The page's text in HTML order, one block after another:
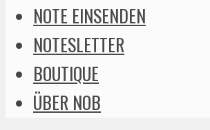
NOTE EINSENDEN
NOTESLETTER
BOUTIQUE
ÜBER NOB